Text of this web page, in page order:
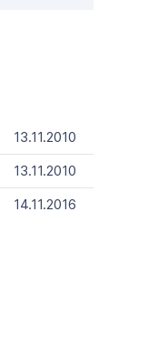
13.11.2010
13.11.2010
14.11.2016